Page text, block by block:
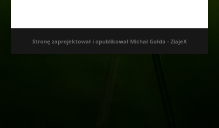
Stronę zaprojektował i opublikował Michał Gołda - ZiajeX